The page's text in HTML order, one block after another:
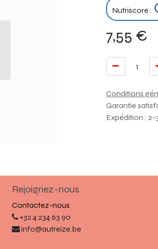
Nutriscore :
7,55 €
Conditions
Garantie
Expédition : 2-
Rejoignez-nous
Contactez-nous
+32 4 234 63 90
info@autreize.be